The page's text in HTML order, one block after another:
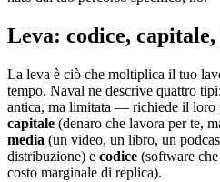
Leva: codice, capitale,
La leva è ciò che moltiplica il tuo
tempo. Naval ne descrive quattro tipi:
antica, ma limitata — richiede il loro
capitale (denaro che lavora per te,
media (un video, un libro, un
distribuzione) e codice (software
costo marginale di replica).